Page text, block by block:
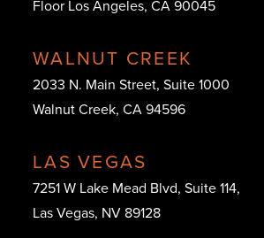
Floor Los Angeles, CA 90045
WALNUT CREEK
2033 N. Main Street, Suite 1000
Walnut Creek, CA 94596
LAS VEGAS
7251 W Lake Mead Blvd, Suite 114,
Las Vegas, NV 89128